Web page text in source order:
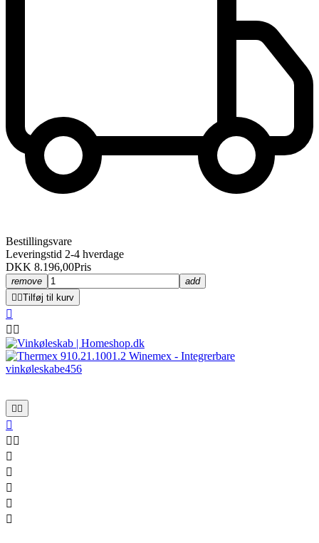
Bestillingsvare
Leveringstid 2-4 hverdage
DKK 8.196,00Pris
remove
add
 Tilføj til kurv

 
 

 




